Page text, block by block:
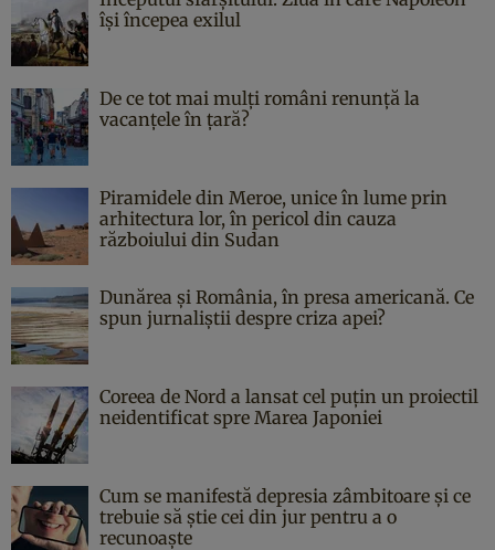
îşi începea exilul
De ce tot mai mulți români renunță la
vacanțele în țară?
Piramidele din Meroe, unice în lume prin
arhitectura lor, în pericol din cauza
războiului din Sudan
Dunărea și România, în presa americană. Ce
spun jurnaliștii despre criza apei?
Coreea de Nord a lansat cel puțin un proiectil
neidentificat spre Marea Japoniei
Cum se manifestă depresia zâmbitoare și ce
trebuie să știe cei din jur pentru a o
recunoaște